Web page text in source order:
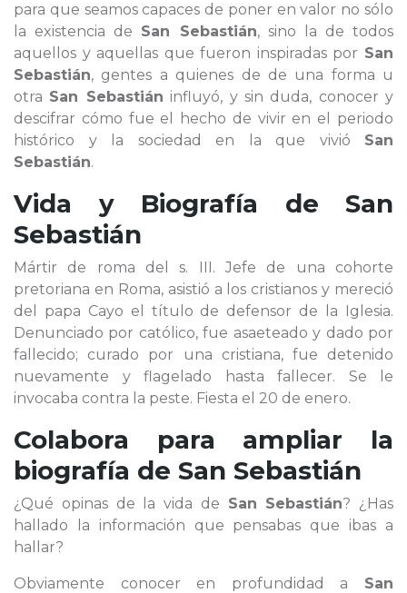
para que seamos capaces de poner en valor no sólo
la existencia de San Sebastián, sino la de todos
aquellos y aquellas que fueron inspiradas por San
Sebastián, gentes a quienes de de una forma u
otra San Sebastián influyó, y sin duda, conocer y
descifrar cómo fue el hecho de vivir en el periodo
histórico y la sociedad en la que vivió San
Sebastián.
Vida y Biografía de San
Sebastián
Mártir de roma del s. III. Jefe de una cohorte
pretoriana en Roma, asistió a los cristianos y mereció
del papa Cayo el título de defensor de la Iglesia.
Denunciado por católico, fue asaeteado y dado por
fallecido; curado por una cristiana, fue detenido
nuevamente y flagelado hasta fallecer. Se le
invocaba contra la peste. Fiesta el 20 de enero.
Colabora para ampliar la
biografía de San Sebastián
¿Qué opinas de la vida de San Sebastián? ¿Has
hallado la información que pensabas que ibas a
hallar?
Obviamente conocer en profundidad a San